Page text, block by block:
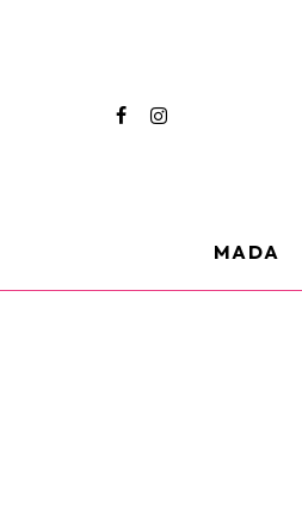
MADA